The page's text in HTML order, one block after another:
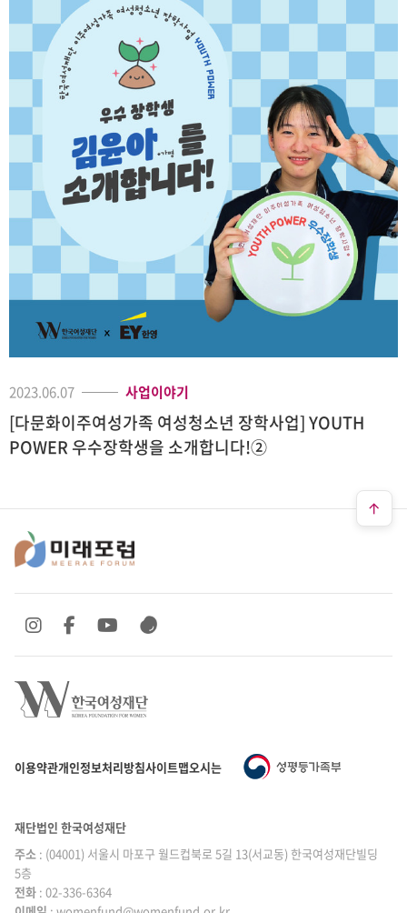
2023.06.07 사업이야기
[다문화이주여성가족 여성청소년 장학사업] YOUTH
POWER 우수장학생을 소개합니다!②
이용약관개인정보처리방침사이트맵오시는 길
SNS 바로가기
SNS 바로가기SNS 바로가기
SNS 바로가기
재단법인 한국여성재단
주소 : (04001) 서울시 마포구 월드컵북로 5길 13(서교동) 한국여성재단빌딩
5층
전화 : 02-336-6364